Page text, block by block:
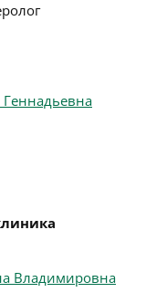
Геннадьевна
Владимировна